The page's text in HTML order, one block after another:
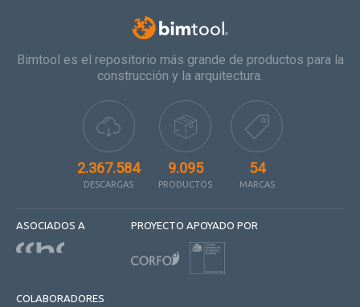
Bimtool es el repositorio más grande de productos para la
construcción y la arquitectura.
2.367.584
DESCARGAS
9.095
PRODUCTOS
54
MARCAS
ASOCIADOS A PROYECTO APOYADO POR
COLABORADORES